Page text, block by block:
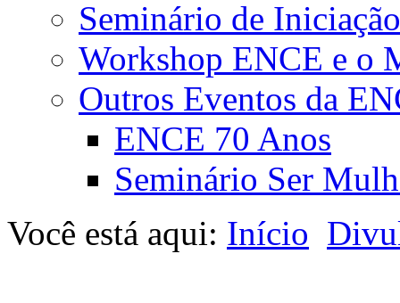
Seminário de
Workshop ENCE e o
Outros Eventos da
ENCE 70 Anos
Seminário Ser
Você está aqui: Início